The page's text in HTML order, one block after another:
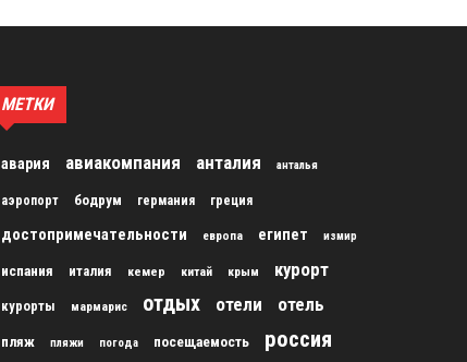
МЕТКИ
авария авиакомпания анталия анталья
аэропорт бодрум германия греция
достопримечательности европа египет измир
испания италия кемер китай крым курорт
курорты мармарис отдых отели отель
пляж пляжи погода посещаемость россия